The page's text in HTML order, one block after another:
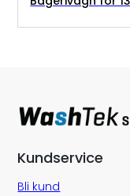
Kundservice
Bli kund